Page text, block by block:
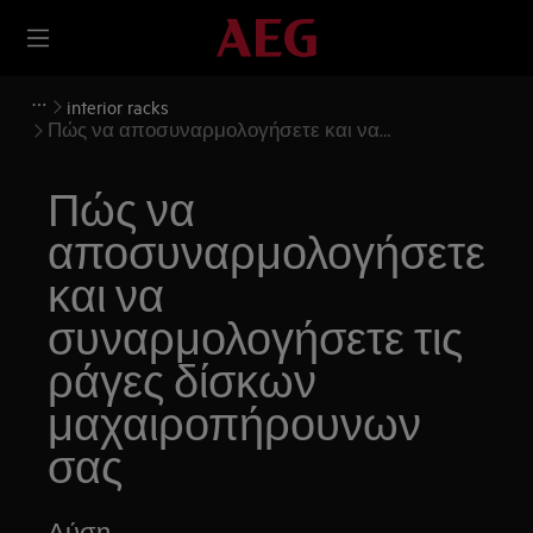
interior racks
Πώς να αποσυναρμολογήσετε και να
Πώς να
αποσυναρμολογήσετε
και να
συναρμολογήσετε τις
ράγες δίσκων
μαχαιροπήρουνων
σας